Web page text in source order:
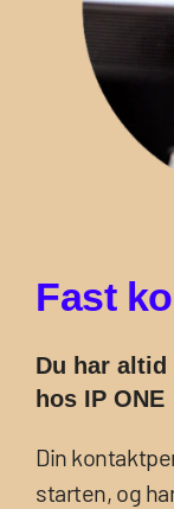
Fast ko
Du har altid
hos IP ONE
Din
starten, og